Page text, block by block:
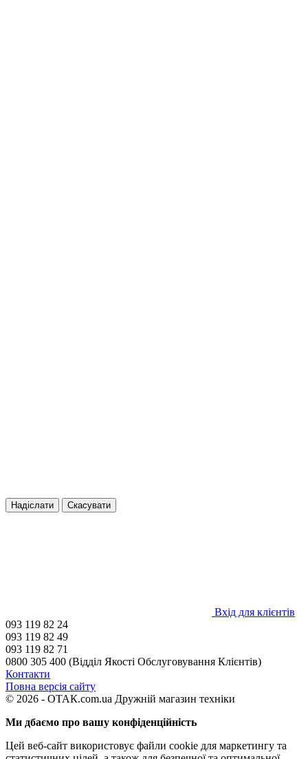
Надіслати Скасувати
Вхід для клієнтів
093 119 82 24
093 119 82 49
093 119 82 71
0800 305 400 (Відділ Якості Обслуговування Клієнтів)
Контакти
Повна версія сайту
© 2026 - ОТАК.com.ua Дружній магазин техніки
Ми дбаємо про вашу конфіденційність
Цей веб-сайт використовує файли cookie для маркетингу та